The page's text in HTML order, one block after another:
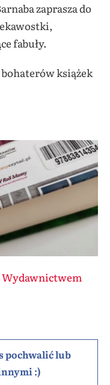
zaprasza do
fabuły.
książek
Wydawnictwem
pochwalić lub
:)